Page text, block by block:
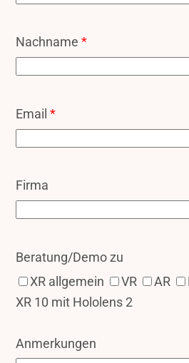
Nachname*
Email*
Firma
Beratung/Demo zu
XR allgemein
VR AR
XR 10 mit Hololens 2
Anmerkungen